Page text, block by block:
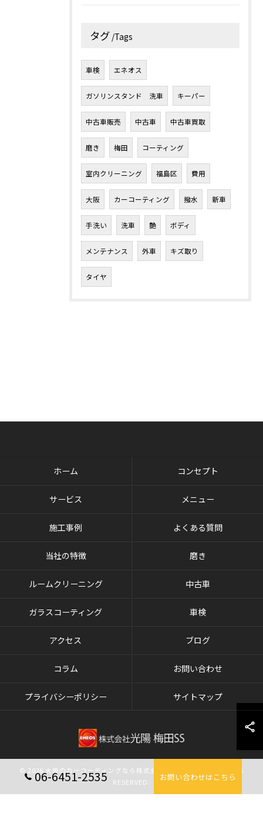
タグ Tags
車検 エネオス
ガソリンスタンド 洗車 キーパー
中古車販売 中古車 中古車買取
磨き 梅田 コーティング
室内クリーニング 福島区 費用
大阪 カーコーティング 撥水 新車
手洗い 洗車 艶 ボディ
メンテナンス 外車 キズ取り
タイヤ
06-6451-2535 お問い合わせはこちら
ホーム コンセプト
サービス メニュー
施工事例 よくある質問
当社の特徴 磨き
ルームクリーニング 中古車
ガラスコーティング 車検
アクセス ブログ
コラム お問い合わせ
プライバシーポリシー サイトマップ
© 2026 大阪のカーコーティングなら株式会社光陽 梅田SS ALL RIGHTS
RESERVED.